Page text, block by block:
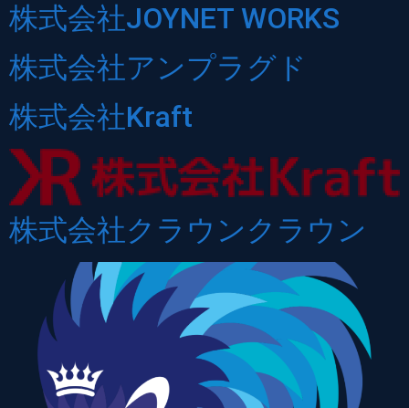
株式会社JOYNET WORKS
株式会社アンプラグド
株式会社Kraft
株式会社クラウンクラウン